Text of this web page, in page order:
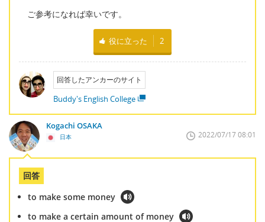
ご参考になれば幸いです。
役に立った 2
回答したアンカーのサイト
Buddy's English College
Kogachi OSAKA
日本 2022/07/17 08:01
回答
to make some money
to make a certain amount of money